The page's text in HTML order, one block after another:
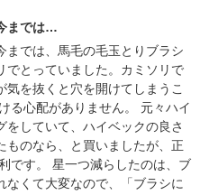
までは…
までは、馬毛の毛玉とりブラシ
でとっていました。カミソリで
を抜くと穴を開けてしまうこ
る心配がありません。 元々ハイ
していて、ハイベックの良さ
ものなら、と買いましたが、正
です。 星一つ減らしたのは、ブ
なくて大変なので、「ブラシに